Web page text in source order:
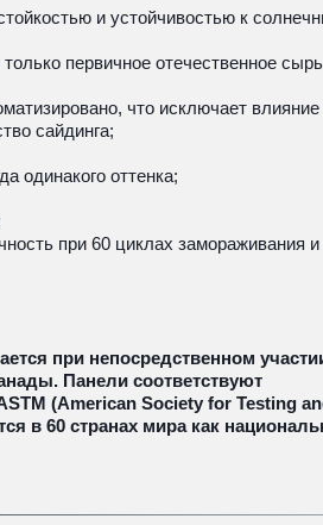
и устойчивостью к
только первичное отечественное
что исключает влияние
сайдинга;
одинакого оттенка;
при 60 циклах замораживания и
при непосредственном
Панели соответствуют
(American Society for Testing
в 60 странах мира как